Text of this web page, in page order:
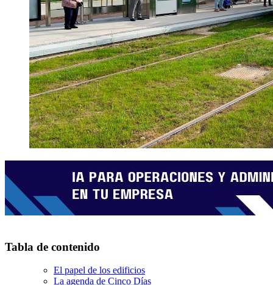
Tabla de contenido
El papel de los edificios
La agenda de Cinco Días